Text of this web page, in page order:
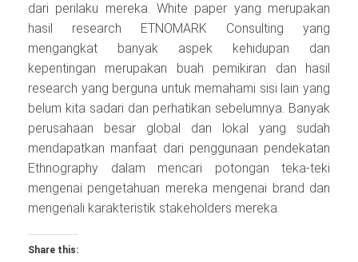
dari perilaku mereka. White paper yang merupakan
hasil research ETNOMARK Consulting yang
mengangkat banyak aspek kehidupan dan
kepentingan merupakan buah pemikiran dan hasil
research yang berguna untuk memahami sisi lain yang
belum kita sadari dan perhatikan sebelumnya. Banyak
perusahaan besar global dan lokal yang sudah
mendapatkan manfaat dari penggunaan pendekatan
Ethnography dalam mencari potongan teka-teki
mengenai pengetahuan mereka mengenai brand dan
mengenali karakteristik stakeholders mereka.
Share this: